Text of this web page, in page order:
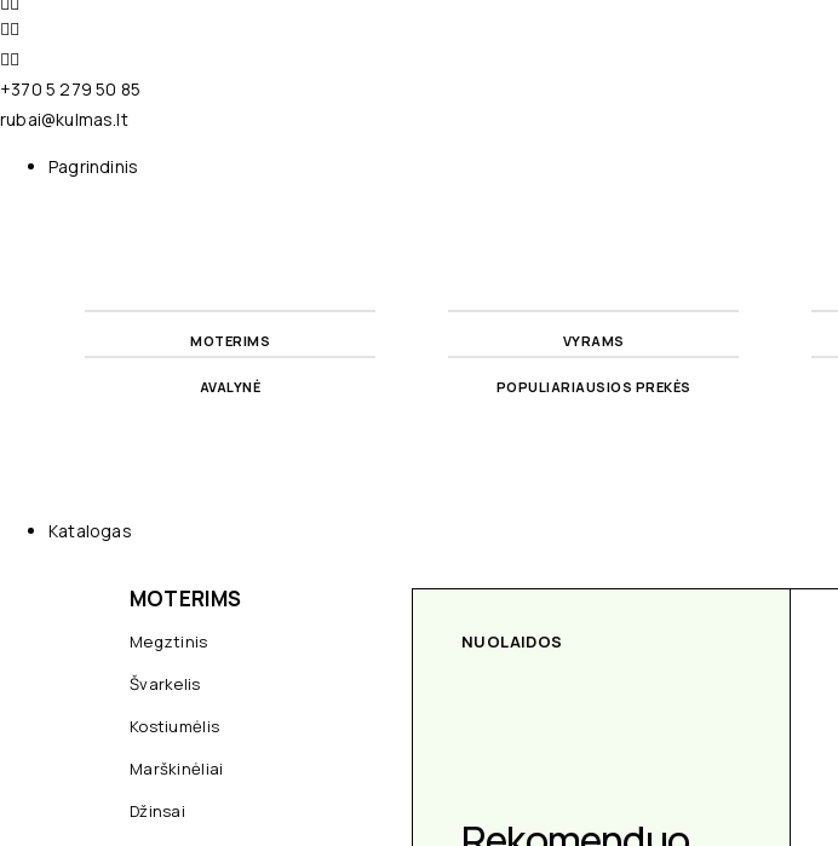
+370 5 279 50 85
rubai@kulmas.lt
Pagrindinis
MOTERIMS VYRAMS
AVALYNĖ POPULIARIAUSIOS PREKĖS
Katalogas
MOTERIMS
Megztinis
Švarkelis
Kostiumėlis
Marškinėliai
Džinsai
NUOLAIDOS